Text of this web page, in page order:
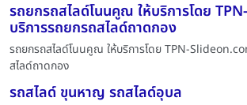
รถยกรถสไลด์โนนคูณ ให้บริการโดย
บริการรถยกรถสไลด์ถาดกอง
รถยกรถสไลด์โนนคูณ ให้บริการโดย TPN-
สไลด์ถาดกอง
รถสไลด์ ขุนหาญ รถสไลด์อุบล